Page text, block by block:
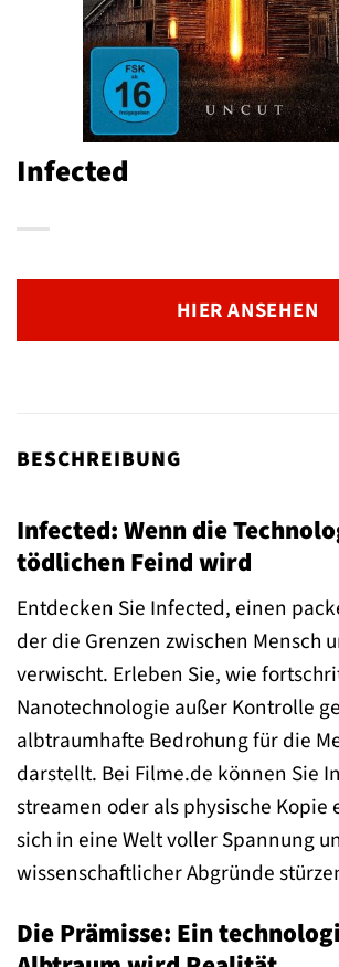
Infected
HIER ANSEHEN
BESCHREIBUNG
Infected: Wenn die
tödlichen Feind wird
Entdecken Sie Infected, einen
der die Grenzen zwischen Mensch
verwischt. Erleben Sie, wie
Nanotechnologie außer Kontrolle
albtraumhafte Bedrohung für die
darstellt. Bei Filme.de können Sie
streamen oder als physische Kopie
sich in eine Welt voller Spannung
wissenschaftlicher Abgründe
Die Prämisse: Ein